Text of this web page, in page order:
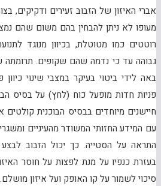
אברי האיזון של הזבוב זעירים ודקיקים,
מעופו לא ניתן להבחין בהם משום שהם
רוטטים כמו מטוטלת, בכיוון מנוגד
גבוהה עד כי נדמה שהם שקופים. תרומתה
באה לידי ביטוי בעיקר במצבי שינוי
פניות חדות מופעל כוח (לחץ) על בסיס
חיישנים מיוחדים בבסיס הבוכנית
עם המידע החזותי המשודר מהעיניים
התראה על הסטייה. כך יכול הזבוב לבצע
בעזרת כנפיו על מנת לפצות על חוסר
סיכוי לשמור על קו האופק ועל איזון מושלם.